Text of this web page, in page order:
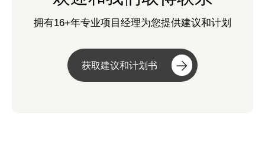
拥有16+年专业项目经理为您提供建议和计划
获取建议和计划书